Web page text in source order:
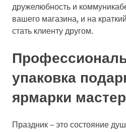
дружелюбность и
вашего магазина, и на
стать клиенту другом.
упаковка
ярмарки
Праздник – это состояние